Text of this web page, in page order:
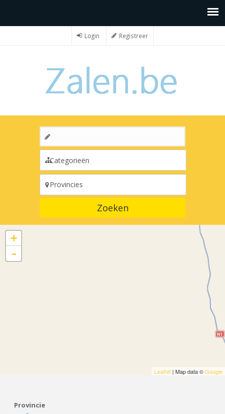
Login Registreer
Zoeken
+
-
Leaflet | Map data ©Google
Provincie